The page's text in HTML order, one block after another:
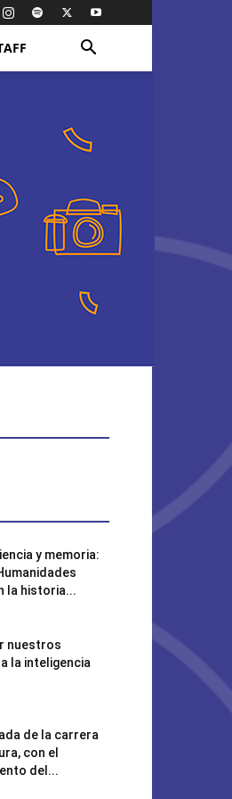
y memoria:
la historia...
nuestros
la inteligencia
de la carrera
con el
del...